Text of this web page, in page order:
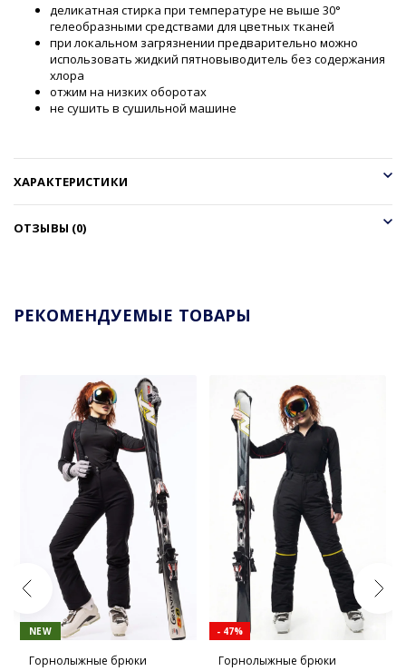
деликатная стирка при температуре не выше 30°
гелеобразными средствами для цветных тканей
при локальном загрязнении предварительно можно
использовать жидкий пятновыводитель без содержания
хлора
отжим на низких оборотах
не сушить в сушильной машине
ХАРАКТЕРИСТИКИ
ОТЗЫВЫ (0)
РЕКОМЕНДУЕМЫЕ ТОВАРЫ
NEW
Горнолыжные брюки
- 47%
Горнолыжные брюки